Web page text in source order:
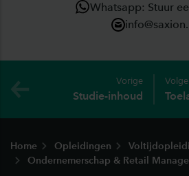
Whatsapp: Stuur
Vorige
Studie-inhoud
Home Opleidingen
Ondernemerschap & Retail